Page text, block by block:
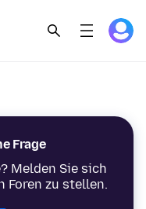
Frage
Melden Sie sich
Foren zu stellen.